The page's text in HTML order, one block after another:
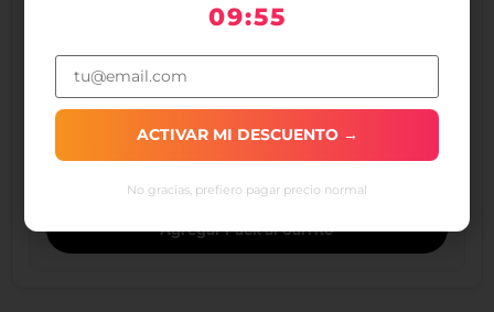
Precio total: $94.000
Precio del pack: $82.720
$11.280
Agregar Pack al Carrito
09:54
ACTIVAR MI DESCUENTO →
No gracias, prefiero pagar precio normal